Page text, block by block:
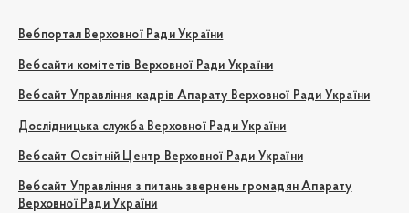
Вебпортал Верховної Ради України
Вебсайти комітетів Верховної Ради України
Вебсайт Управління кадрів Апарату Верховної Ради України
Дослідницька служба Верховної Ради України
Вебсайт Освітній Центр Верховної Ради України
Вебсайт Управління з питань звернень громадян Апарату
Верховної Ради України